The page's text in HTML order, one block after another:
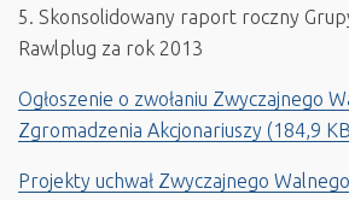
5. Skonsolidowany raport roczny
Rawlplug za rok 2013
Ogłoszenie o zwołaniu Zwyczajnego
Zgromadzenia Akcjonariuszy (184,9
Projekty uchwał Zwyczajnego